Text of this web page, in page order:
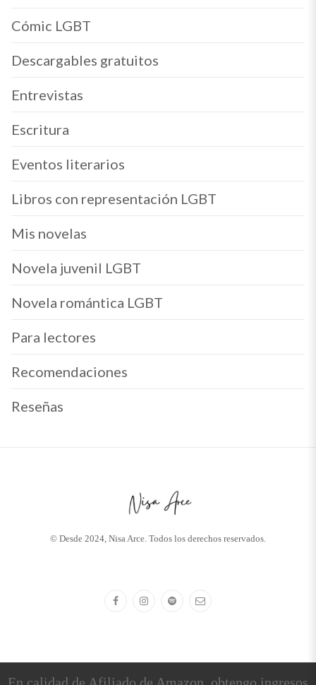
Cómic LGBT
Descargables gratuitos
Entrevistas
Escritura
Eventos literarios
Libros con representación LGBT
Mis novelas
Novela juvenil LGBT
Novela romántica LGBT
Para lectores
Recomendaciones
Reseñas
© Desde 2024, Nisa Arce. Todos los derechos reservados.